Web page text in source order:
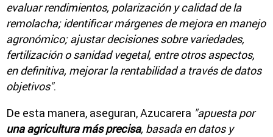
evaluar rendimientos, polarización y calidad de la
remolacha; identificar márgenes de mejora en manejo
agronómico; ajustar decisiones sobre variedades,
fertilización o sanidad vegetal, entre otros aspectos,
en definitiva, mejorar la rentabilidad a través de datos
objetivos".
De esta manera, aseguran, Azucarera "apuesta por
una agricultura más precisa, basada en datos y